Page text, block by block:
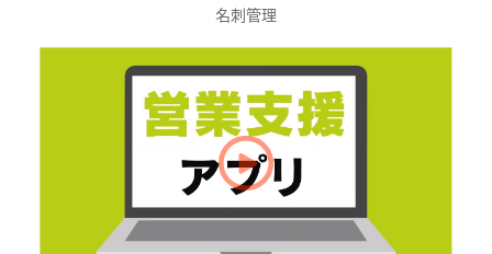
名刺管理